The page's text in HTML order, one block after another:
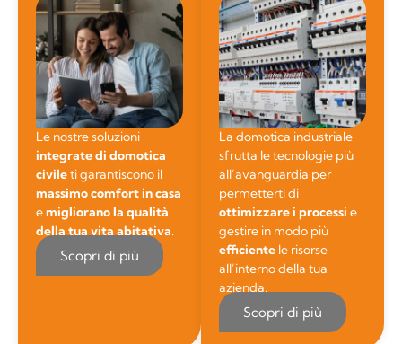
Le nostre soluzioni
integrate di domotica
civileti garantiscono il
massimo comfort in casa
emigliorano la qualità
della tua vita abitativa.
Scopri di più
La domotica industriale
sfrutta le tecnologie più
all’avanguardia per
permetterti di
ottimizzare i processi e
gestire in modo più
efficiente le risorse
all’interno della tua
azienda.
Scopri di più